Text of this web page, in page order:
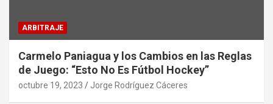
ARBITRAJE
Carmelo Paniagua y los Cambios en las Reglas
de Juego: “Esto No Es Fútbol Hockey”
octubre 19, 2023 Jorge Rodríguez Cáceres